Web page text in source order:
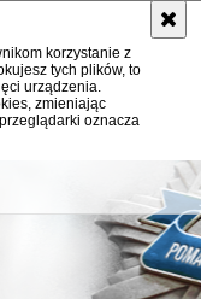
korzystanie z
tych plików, to
urządzenia.
zmieniając
oznacza